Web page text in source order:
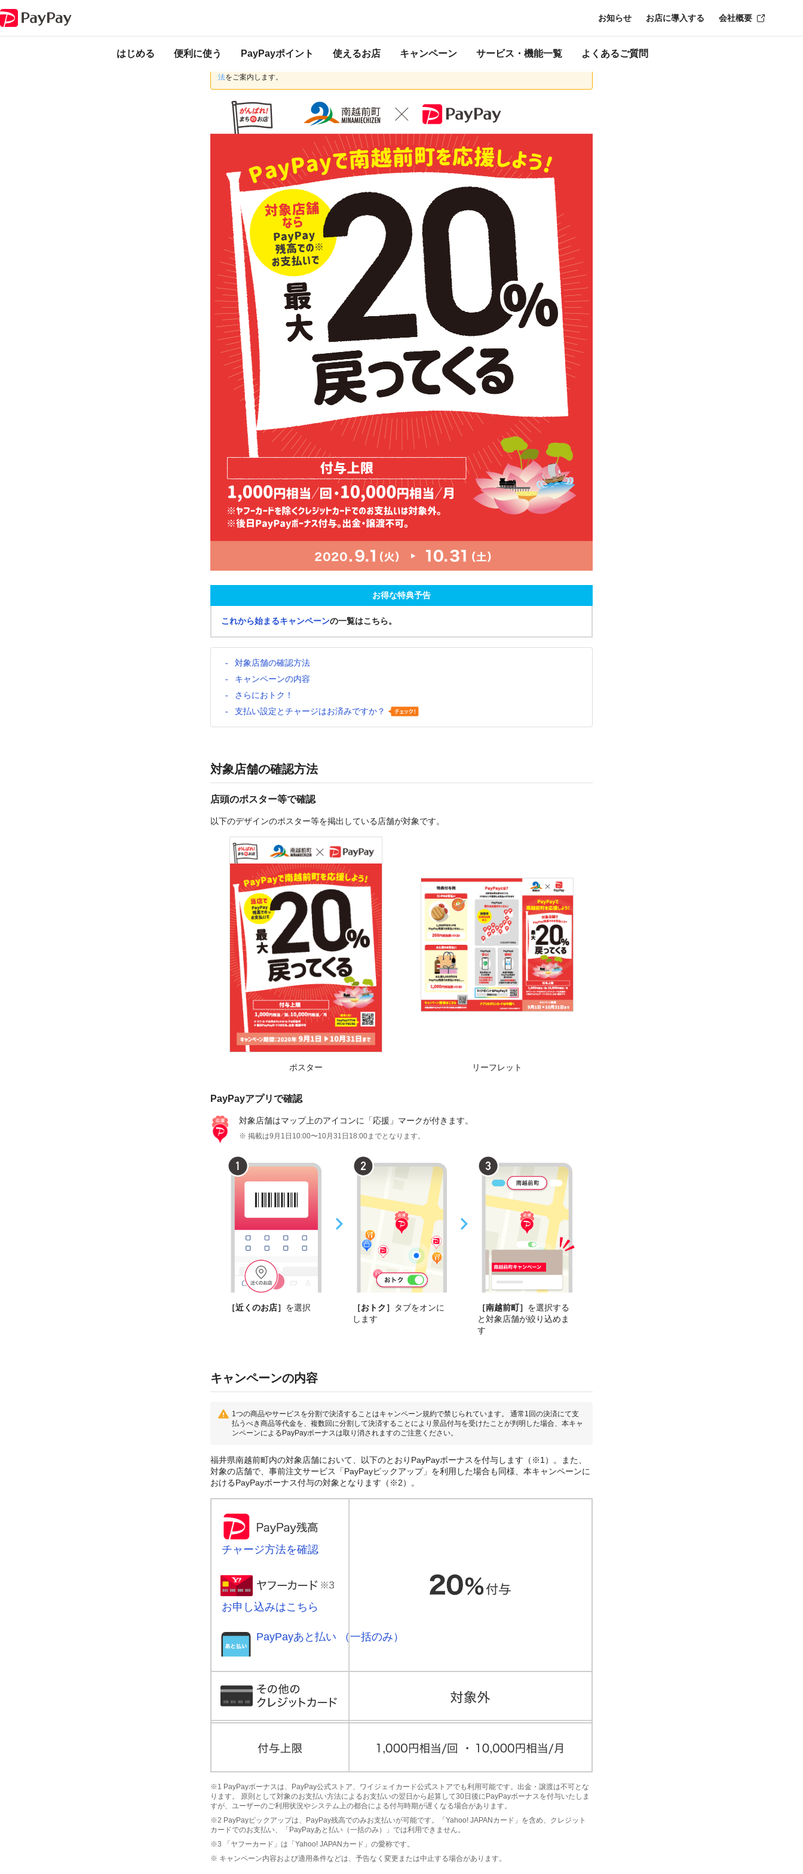
はじめる 便利に使う PayPayポイント 使えるお店 キャンペーン サービス・機能一覧 よくあるご質問
お知らせ お店に導入する 会社概要
ります。
法をご案内します。
お得な特典予告
これから始まるキャンペーンの一覧はこちら。
対象店舗の確認方法
キャンペーンの内容
さらにおトク！
支払い設定とチャージはお済みですか？
対象店舗の確認方法
店頭のポスター等で確認
以下のデザインのポスター等を掲出している店舗が対象です。
ポスター リーフレット
PayPayアプリで確認
対象店舗はマップ上のアイコンに「応援」マークが付きます。
※ 掲載は9月1日10:00〜10月31日18:00までとなります。
［近くのお店］ を選択 ［おトク］
タブをオンに
します
［南越前町］ を選択する
と対象店舗が絞り込めま
す
キャンペーンの内容
1つの商品やサービスを分割で決済することはキャンペーン規約で禁じられています。 通常1回の決済にて支
払うべき商品等代金を、複数回に分割して決済することにより景品付与を受けたことが判明した場合、本キャ
ンペーンによるPayPayボーナスは取り消されますのご注意ください。
福井県南越前町内の対象店舗において、以下のとおりPayPayボーナスを付与します（※1）。また、
対象の店舗で、事前注文サービス「PayPayピックアップ」を利用した場合も同様、本キャンペーンに
おけるPayPayボーナス付与の対象となります（※2）。
チャージ方法を確認
お申し込みはこちら
PayPayあと払い （一括のみ）
※1 PayPayボーナスは、PayPay公式ストア、ワイジェイカード公式ストアでも利用可能です。出金・譲渡は不可とな
ります。 原則として対象のお支払い方法によるお支払いの翌日から起算して30日後にPayPayボーナスを付与いたしま
すが、ユーザーのご利用状況やシステム上の都合による付与時期が遅くなる場合があります。
※2 PayPayピックアップは、PayPay残高でのみお支払いが可能です。「Yahoo! JAPANカード」を含め、クレジット
カードでのお支払い、「PayPayあと払い（一括のみ）」では利用できません。
※3 「ヤフーカード」は「Yahoo! JAPANカード」の愛称です。
※ キャンペーン内容および適用条件などは、予告なく変更または中止する場合があります。